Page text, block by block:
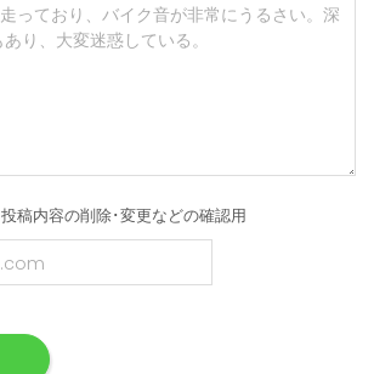
投稿内容の削除･変更などの確認用